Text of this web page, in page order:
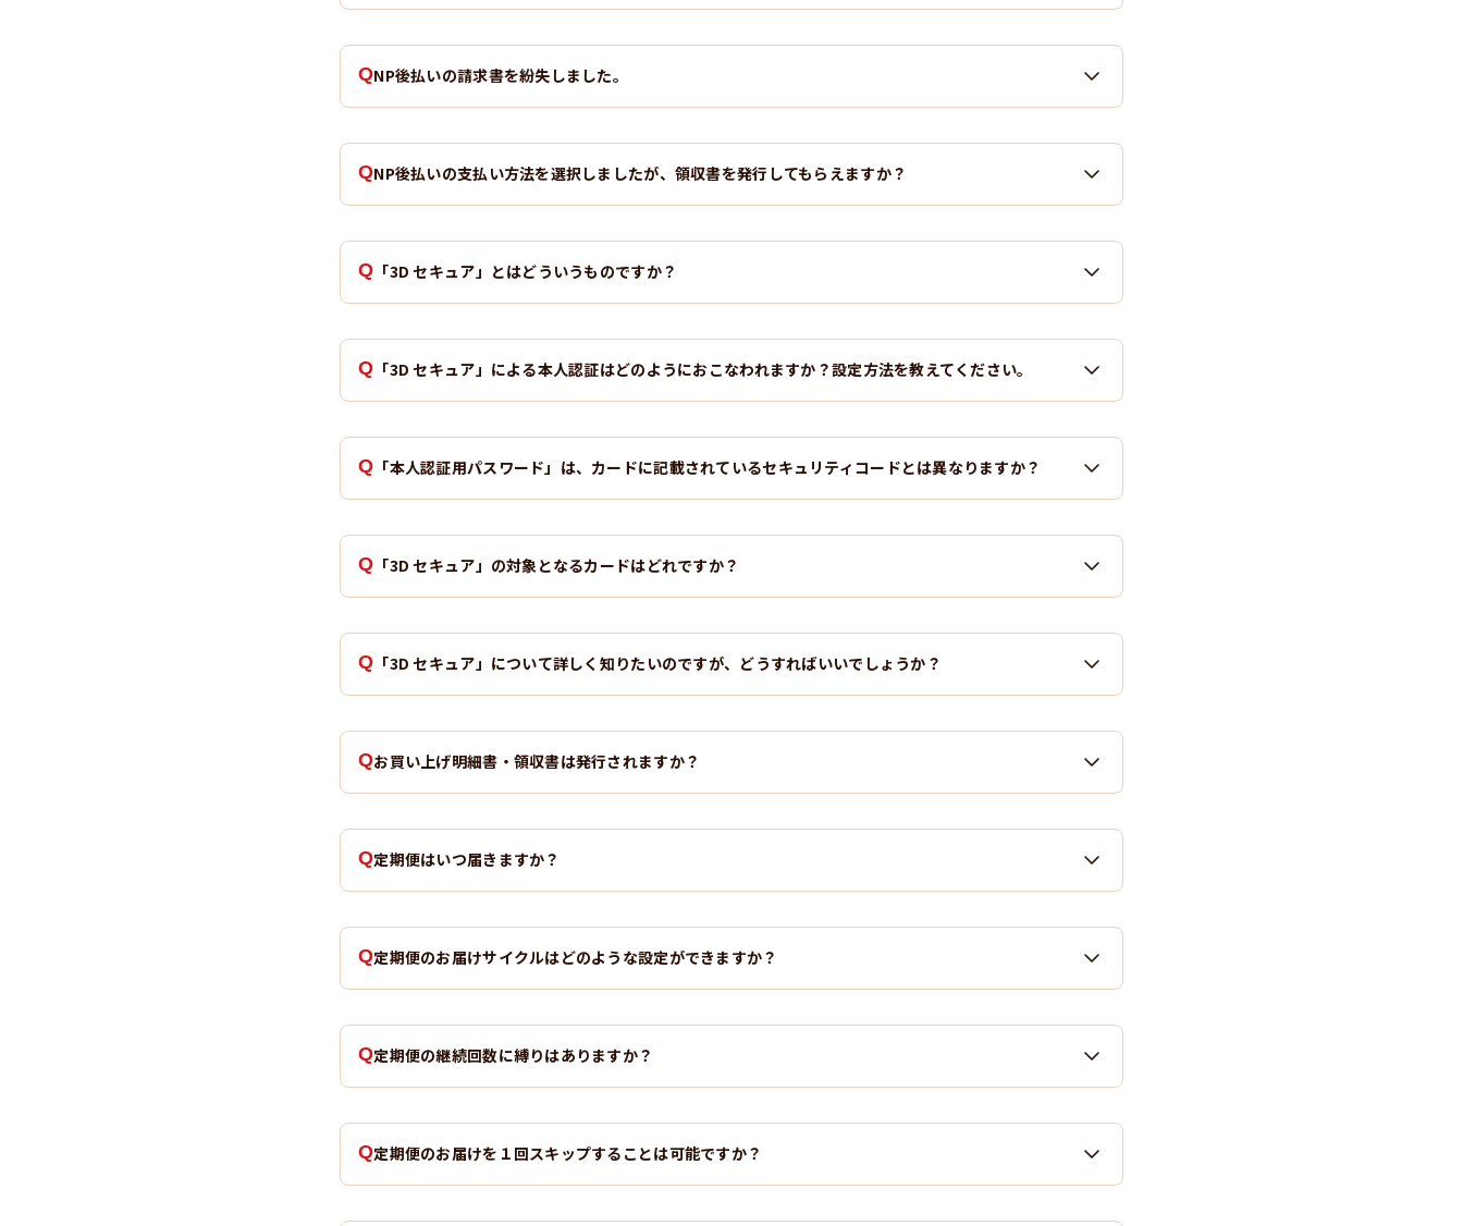
NP後払いの請求書を紛失しました。
NP後払いの支払い方法を選択しましたが、領収書を発行してもらえますか？
「3D セキュア」とはどういうものですか？
「3D セキュア」による本人認証はどのようにおこなわれますか？設定方法を教えてください。
「本人認証用パスワード」は、カードに記載されているセキュリティコードとは異なりますか？
「3D セキュア」の対象となるカードはどれですか？
「3D セキュア」について詳しく知りたいのですが、どうすればいいでしょうか？
お買い上げ明細書・領収書は発行されますか？
定期便はいつ届きますか？
定期便のお届けサイクルはどのような設定ができますか？
定期便の継続回数に縛りはありますか？
定期便のお届けを１回スキップすることは可能ですか？